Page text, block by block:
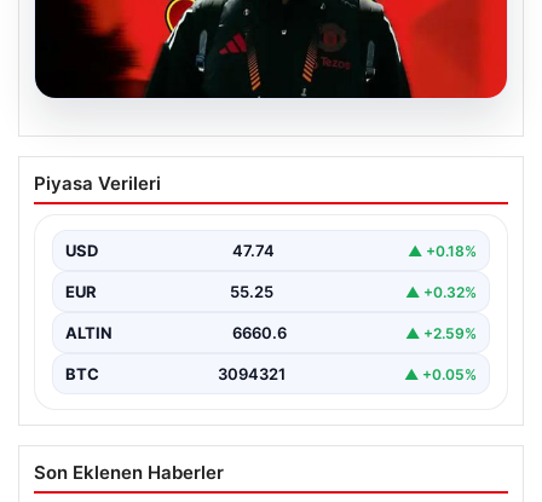
07.08.2026
Manchester United resmen duyurdu!
Altay Bayındır’ın yeni adresi belli oldu
Piyasa Verileri
USD 47.74 ▲ +0.18%
EUR 55.25 ▲ +0.32%
ALTIN 6660.6 ▲ +2.59%
BTC 3094321 ▲ +0.05%
Son Eklenen Haberler